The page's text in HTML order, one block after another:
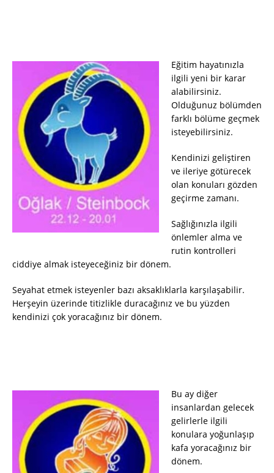
Eğitim hayatınızla
ilgili yeni bir karar
alabilirsiniz.
Olduğunuz bölümden
farklı bölüme geçmek
isteyebilirsiniz.
Kendinizi geliştiren
ve ileriye götürecek
olan konuları gözden
geçirme zamanı.
Sağlığınızla ilgili
önlemler alma ve
rutin kontrolleri
ciddiye almak isteyeceğiniz bir dönem.
Seyahat etmek isteyenler bazı aksaklıklarla karşılaşabilir.
Herşeyin üzerinde titizlikle duracağınız ve bu yüzden
kendinizi çok yoracağınız bir dönem.
Bu ay diğer
insanlardan gelecek
gelirlerle ilgili
konulara yoğunlaşıp
kafa yoracağınız bir
dönem.